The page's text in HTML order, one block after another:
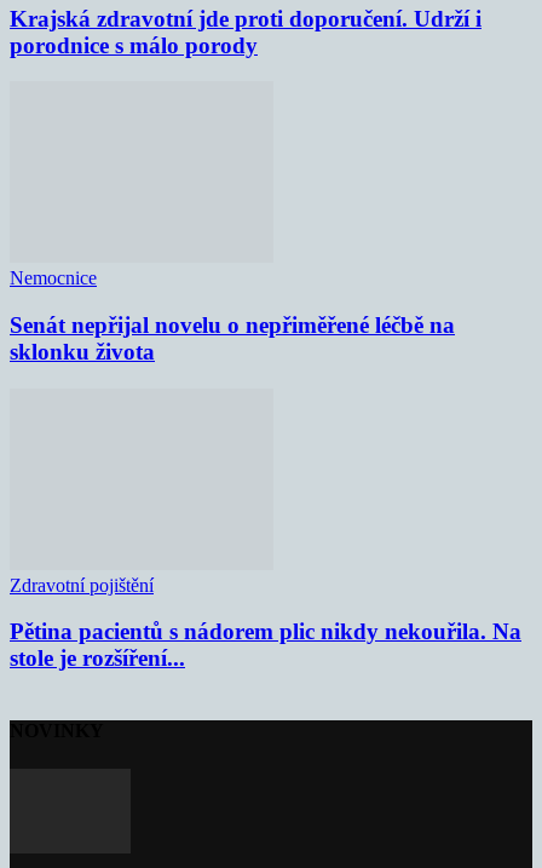
Krajská zdravotní jde proti doporučení. Udrží i
porodnice s málo porody
Nemocnice
Senát nepřijal novelu o nepřiměřené léčbě na
sklonku života
Zdravotní pojištění
Pětina pacientů s nádorem plic nikdy nekouřila. Na
stole je rozšíření...